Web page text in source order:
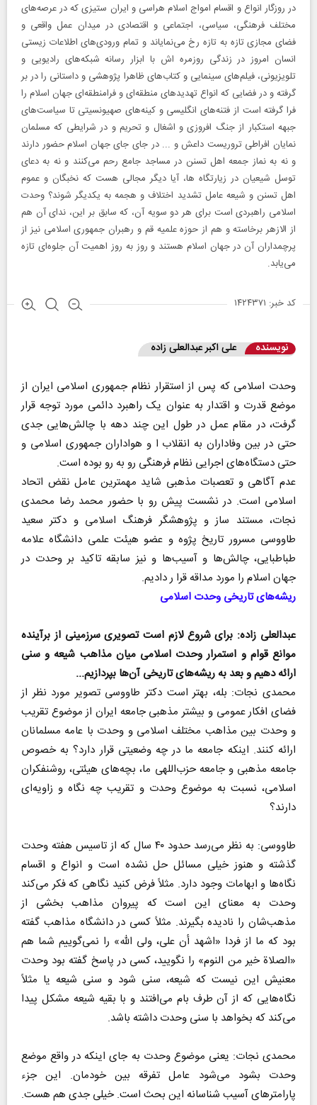
در روزگار انواع و اقسام امواج اسلام هراسی و ایران ستیزی که در عرصه‌های
مختلف فرهنگی، سیاسی، اجتماعی و اقتصادی در میدان عمل واقعی و
فضای مجازی تازه به تازه رخ می‌نمایاند و تمام ورودی‌های اطلاعات زیستی
انسان امروز در زندگی روزمره اش با ابزار رسانه شبکه‌های رادیویی و
تلویزیونی، فیلم‌های سینمایی و کتاب‌های ظاهرا پژوهشی و داستانی را در بر
گرفته و در فضایی که انواع تهدید‌های منطقه‌ای و فرامنطقه‌ای جهان اسلام را
فرا گرفته است از فتنه‌های انگلیسی و کینه‌های صهیونسیتی تا سیاست‌های
جبهه استکبار از جنگ افروزی و اشغال و تحریم و در شرایطی که مسلمان
نمایان افراطی تروریست داعش و ... در جای جای جهان اسلام حضور دارند
و نه به نماز جمعه اهل تسنن در مساجد جامع رحم می‌کنند و نه به دعای
توسل شیعیان در زیارتگاه ها، آیا دیگر مجالی هست که نخبگان و عموم
اهل تسنن و شیعه عامل تشدید اختلاف و هجمه به یکدیگر شوند؟ وحدت
اسلامی راهبردی است برای هر دو سویه آن، که سابق بر این، ندای آن هم
از الازهر برخاسته و هم از حوزه علمیه قم و رهبران جمهوری اسلامی نیز از
پرچمداران آن در جهان اسلام هستند و روز به روز اهمیت آن جلوه‌ای تازه
می‌یابد.
کد خبر: ۱۴۲۴۳۷۱
نویسنده علی اکبر عبدالعلی زاده
وحدت اسلامی که پس از استقرار نظام جمهوری اسلامی ایران از
موضع قدرت و اقتدار به عنوان یک راهبرد دائمی مورد توجه قرار
گرفت، در مقام عمل در طول این چند دهه با چالش‌هایی جدی
حتی در بین وفاداران به انقلاب ا و هواداران جمهوری اسلامی و
حتی دستگاه‌های اجرایی نظام فرهنگی رو به رو بوده است.
عدم آگاهی و تعصبات مذهبی شاید مهمترین عامل نقض اتحاد
اسلامی است. در نشست پیش رو با حضور محمد رضا محمدی
نجات، مستند ساز و پژوهشگر فرهنگ اسلامی و دکتر سعید
طاووسی مسرور تاریخ پژوه و عضو هیئت علمی دانشگاه علامه
طباطبایی، چالش‌ها و آسیب‌ها و نیز سابقه تاکید بر وحدت در
جهان اسلام را مورد مداقه قرا ر دادیم.
ریشه‌های تاریخی وحدت اسلامی
عبدالعلی زاده: برای شروع لازم است تصویری سرزمینی از برآینده
موانع قوام و استمرار وحدت اسلامی میان مذاهب شیعه و سنی
ارائه دهیم و بعد به ریشه‌های تاریخی آن‌ها بپردازیم...
محمدی نجات: بله، بهتر است دکتر طاووسی تصویر مورد نظر از
فضای افکار عمومی و بیشتر مذهبی جامعه ایران از موضوع تقریب
و وحدت بین مذاهب مختلف اسلامی و وحدت با عامه مسلمانان
ارائه کنند. اینکه جامعه ما در چه وضعیتی قرار دارد؟ به خصوص
جامعه مذهبی و جامعه حزب‌اللهی ما، بچه‌های هیئتی، روشنفکران
اسلامی، نسبت به موضوع وحدت و تقریب چه نگاه و زاویه‌ای
دارند؟
طاووسی: به نظر می‌رسد حدود ۴۰ سال که از تاسیس هفته وحدت
گذشته و هنوز خیلی مسائل حل نشده است و انواع و اقسام
نگاه‌ها و ابهامات وجود دارد. مثلاً فرض کنید نگاهی که فکر می‌کند
وحدت به معنای این است که پیروان مذاهب بخشی از
مذهب‌شان را نادیده بگیرند. مثلاً کسى در دانشگاه مذاهب گفته
بود که ما از فردا «اشهد أن علی، ولی الله» را نمی‌گوییم شما هم
«الصلاة خیر من النوم» را نگویید، کسی در پاسخ گفته بود وحدت
معنیش این نیست که شیعه، سنی شود و سنی شیعه یا مثلاً
نگاه‌هایی که از آن طرف بام می‌افتند و با بقیه شیعه مشکل پیدا
می‌کند که بخواهد با سنی وحدت داشته باشد.
محمدی نجات: یعنی موضوع وحدت به جای اینکه در واقع موضع
وحدت بشود می‌شود عامل تفرقه بین خودمان. این جزء
پارامتر‌های آسیب شناسانه این بحث است. خیلی جدی هم هست.